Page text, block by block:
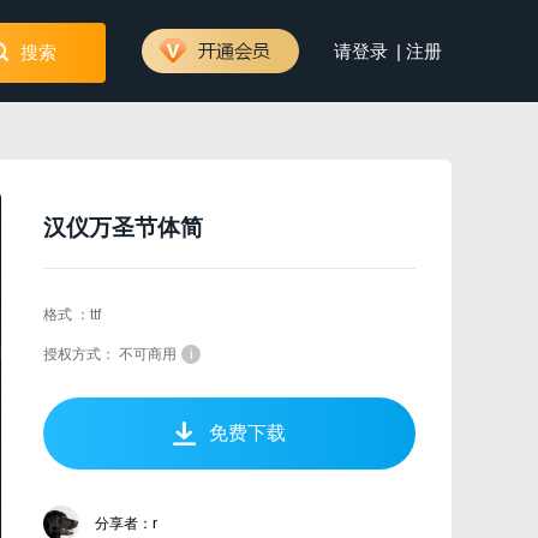
搜索 请登录 | 注册
汉仪万圣节体简
格式 ：ttf
授权方式： 不可商用 i
免费下载
分享者：r